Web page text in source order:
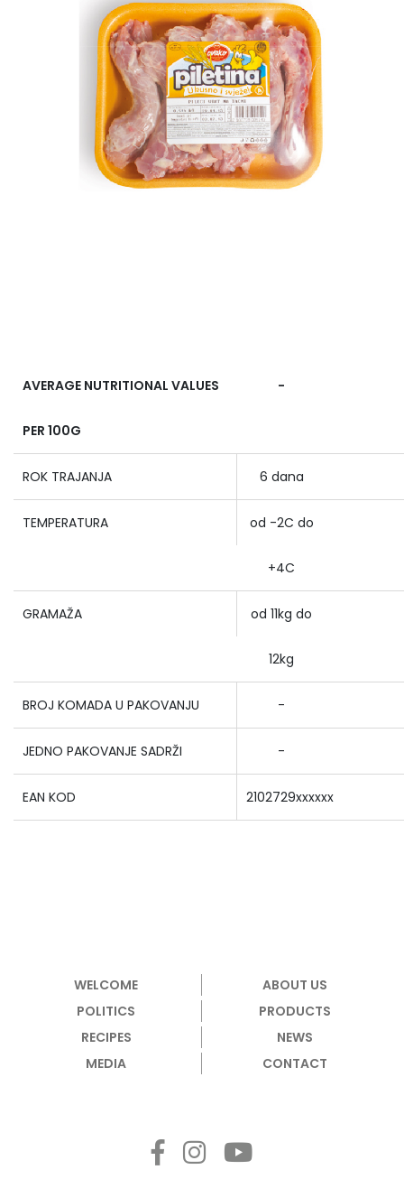
AVERAGE NUTRITIONAL VALUES
PER 100G
-
ROK TRAJANJA 6 dana
TEMPERATURA od -2C do
+4C
GRAMAŽA od 11kg do
12kg
BROJ KOMADA U PAKOVANJU -
JEDNO PAKOVANJE SADRŽI -
EAN KOD 2102729xxxxxx
WELCOME
ABOUT US
POLITICS
PRODUCTS
RECIPES
NEWS
MEDIA
CONTACT